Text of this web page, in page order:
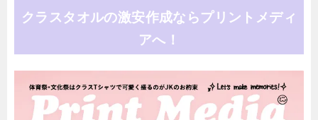
クラスタオルの激安作成ならプリントメディ
アへ！